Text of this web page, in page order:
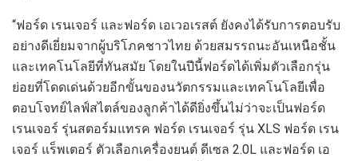
“ฟอร์ด เรนเจอร์ และฟอร์ด เอเวอเรสต์ ยังคงได้รับการตอบรับ
อย่างดีเยี่ยมจากผู้บริโภคชาวไทย ด้วยสมรรถนะอันเหนือชั้น
และเทคโนโลยีที่ทันสมัย โดยในปีนี้ฟอร์ดได้เพิ่มตัวเลือกรุ่น
ย่อยที่โดดเด่นด้วยอีกขั้นของนวัตกรรมและเทคโนโลยีเพื่อ
ตอบโจทย์ไลฟ์สไตล์ของลูกค้าได้ดียิ่งขึ้นไม่ว่าจะเป็นฟอร์ด
เรนเจอร์ รุ่นสตอร์มแทรค ฟอร์ด เรนเจอร์ รุ่น XLS ฟอร์ด เรน
เจอร์ แร็พเตอร์ ตัวเลือกเครื่องยนต์ ดีเซล 2.0L และฟอร์ด เอ